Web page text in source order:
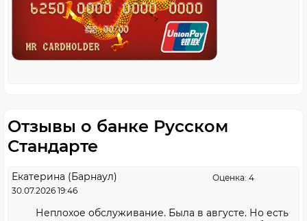
Отзывы о банке Русском
Стандарте
Екатерина (Барнаул)
Оценка: 4
30.07.2026 19:46
Неплохое обслуживание. Была в августе. Но есть